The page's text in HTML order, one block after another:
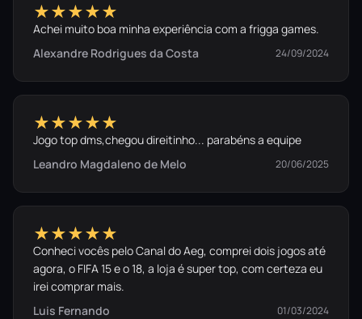
★★★★★
Achei muito boa minha experiência com a frigga games.
Alexandre Rodrigues da Costa
24/09/2024
★★★★★
Jogo top dms,chegou direitinho... parabéns a equipe
Leandro Magdaleno de Melo
20/06/2025
★★★★★
Conheci vocês pelo Canal do Aeg, comprei dois jogos até
agora, o FIFA 15 e o 18, a loja é super top, com certeza eu
irei comprar mais.
Luis Fernando
01/03/2024